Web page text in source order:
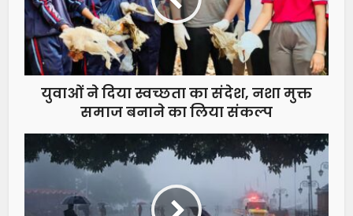
युवाओं ने दिया स्वच्छता का संदेश, नशा मुक्त
समाज बनाने का लिया संकल्प